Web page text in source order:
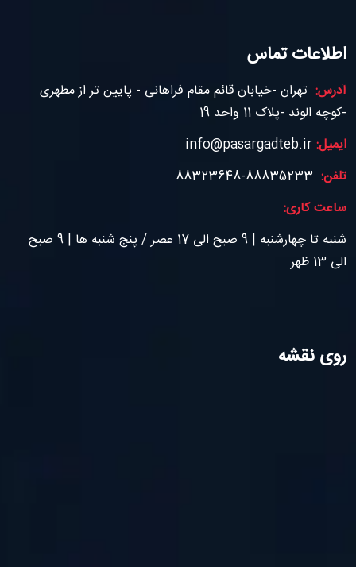
اطلاعات تماس
آدرس: تهران -خیابان قائم مقام فراهانی - پایین تر از مطهری
-کوچه الوند -پلاک 11 واحد 19
ایمیل:info@pasargadteb.ir
تلفن:
ساعت کاری:
شنبه تا چهارشنبه | 9 صبح الی 17 عصر / پنج شنبه ها | 9 صبح
الی 13 ظهر
روی نقشه